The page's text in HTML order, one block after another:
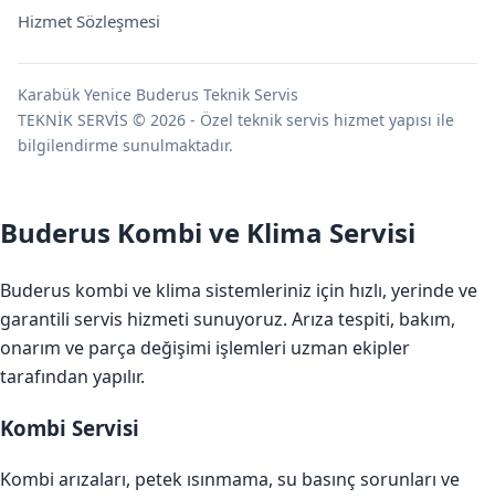
Hizmet Sözleşmesi
Karabük Yenice Buderus Teknik Servis
TEKNİK SERVİS © 2026 - Özel teknik servis hizmet yapısı ile
bilgilendirme sunulmaktadır.
Buderus Kombi ve Klima Servisi
Buderus kombi ve klima sistemleriniz için hızlı, yerinde ve
garantili servis hizmeti sunuyoruz. Arıza tespiti, bakım,
onarım ve parça değişimi işlemleri uzman ekipler
tarafından yapılır.
Kombi Servisi
Kombi arızaları, petek ısınmama, su basınç sorunları ve